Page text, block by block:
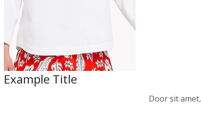
Example Title
Door sit